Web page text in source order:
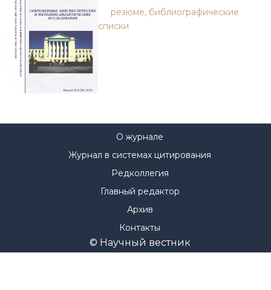
резюме, библиографические
списки
© Научный вестник
О журнале
Журнал в системах цитирования
Редколлегия
Главный редактор
Архив
Контакты